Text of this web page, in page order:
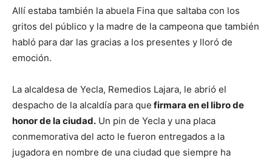
Allí estaba también la abuela Fina que saltaba con los
gritos del público y la madre de la campeona que también
habló para dar las gracias a los presentes y lloró de
emoción.
La alcaldesa de Yecla, Remedios Lajara, le abrió el
despacho de la alcaldía para que firmara en el libro de
honor de la ciudad. Un pin de Yecla y una placa
conmemorativa del acto le fueron entregados a la
jugadora en nombre de una ciudad que siempre ha